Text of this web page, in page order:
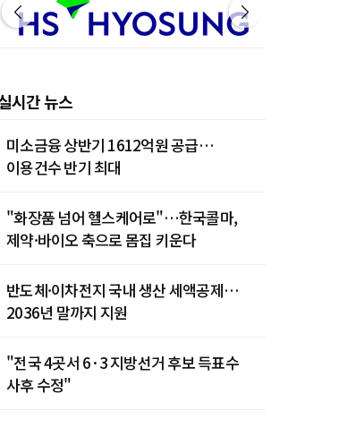
시간 뉴스
미소금융 상반기 1612억원 공급…
이용건수 반기 최대
"화장품 넘어 헬스케어로"…한국콜마,
제약·바이오 축으로 몸집 키운다
반도체·이차전지 국내 생산 세액공제…
2036년 말까지 지원
"전국 4곳서 6·3 지방선거 후보 득표수
사후 수정"